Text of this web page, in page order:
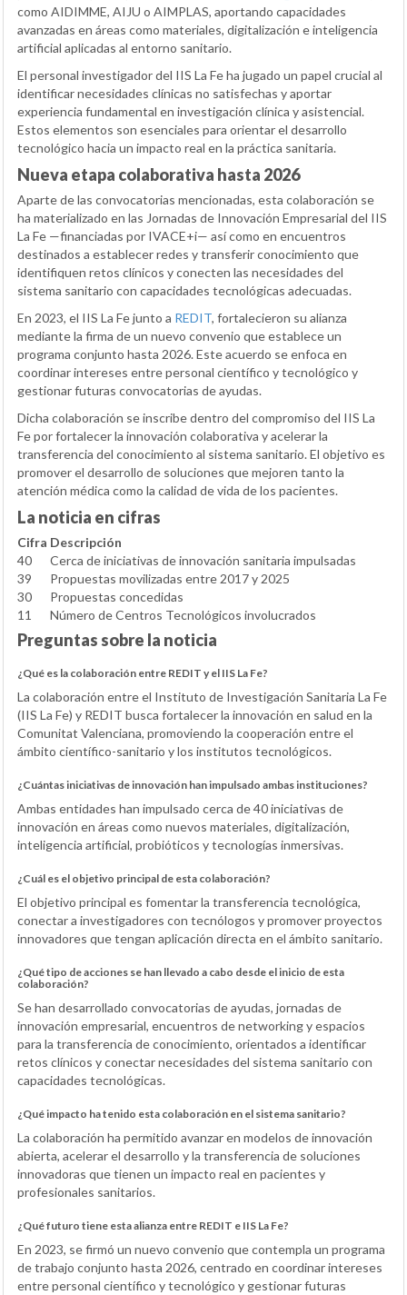
como AIDIMME, AIJU o AIMPLAS, aportando capacidades
avanzadas en áreas como materiales, digitalización e inteligencia
artificial aplicadas al entorno sanitario.
El personal investigador del IIS La Fe ha jugado un papel crucial al
identificar necesidades clínicas no satisfechas y aportar
experiencia fundamental en investigación clínica y asistencial.
Estos elementos son esenciales para orientar el desarrollo
tecnológico hacia un impacto real en la práctica sanitaria.
Nueva etapa colaborativa hasta 2026
Aparte de las convocatorias mencionadas, esta colaboración se
ha materializado en las Jornadas de Innovación Empresarial del IIS
La Fe —financiadas por IVACE+i— así como en encuentros
destinados a establecer redes y transferir conocimiento que
identifiquen retos clínicos y conecten las necesidades del
sistema sanitario con capacidades tecnológicas adecuadas.
En 2023, el IIS La Fe junto a REDIT, fortalecieron su alianza
mediante la firma de un nuevo convenio que establece un
programa conjunto hasta 2026. Este acuerdo se enfoca en
coordinar intereses entre personal científico y tecnológico y
gestionar futuras convocatorias de ayudas.
Dicha colaboración se inscribe dentro del compromiso del IIS La
Fe por fortalecer la innovación colaborativa y acelerar la
transferencia del conocimiento al sistema sanitario. El objetivo es
promover el desarrollo de soluciones que mejoren tanto la
atención médica como la calidad de vida de los pacientes.
La noticia en cifras
Cifra Descripción
40
Cerca de iniciativas de innovación sanitaria impulsadas
39
Propuestas movilizadas entre 2017 y 2025
30
Propuestas concedidas
11
Número de Centros Tecnológicos involucrados
Preguntas sobre la noticia
¿Qué es la colaboración entre REDIT y el IIS La Fe?
La colaboración entre el Instituto de Investigación Sanitaria La Fe
(IIS La Fe) y REDIT busca fortalecer la innovación en salud en la
Comunitat Valenciana, promoviendo la cooperación entre el
ámbito científico-sanitario y los institutos tecnológicos.
¿Cuántas iniciativas de innovación han impulsado ambas instituciones?
Ambas entidades han impulsado cerca de 40 iniciativas de
innovación en áreas como nuevos materiales, digitalización,
inteligencia artificial, probióticos y tecnologías inmersivas.
¿Cuál es el objetivo principal de esta colaboración?
El objetivo principal es fomentar la transferencia tecnológica,
conectar a investigadores con tecnólogos y promover proyectos
innovadores que tengan aplicación directa en el ámbito sanitario.
¿Qué tipo de acciones se han llevado a cabo desde el inicio de esta
colaboración?
Se han desarrollado convocatorias de ayudas, jornadas de
innovación empresarial, encuentros de networking y espacios
para la transferencia de conocimiento, orientados a identificar
retos clínicos y conectar necesidades del sistema sanitario con
capacidades tecnológicas.
¿Qué impacto ha tenido esta colaboración en el sistema sanitario?
La colaboración ha permitido avanzar en modelos de innovación
abierta, acelerar el desarrollo y la transferencia de soluciones
innovadoras que tienen un impacto real en pacientes y
profesionales sanitarios.
¿Qué futuro tiene esta alianza entre REDIT e IIS La Fe?
En 2023, se firmó un nuevo convenio que contempla un programa
de trabajo conjunto hasta 2026, centrado en coordinar intereses
entre personal científico y tecnológico y gestionar futuras